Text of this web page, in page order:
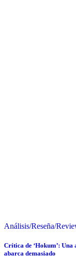
Análisis/Reseña/
Crítica de ‘Hokum’:
abarca demasiado